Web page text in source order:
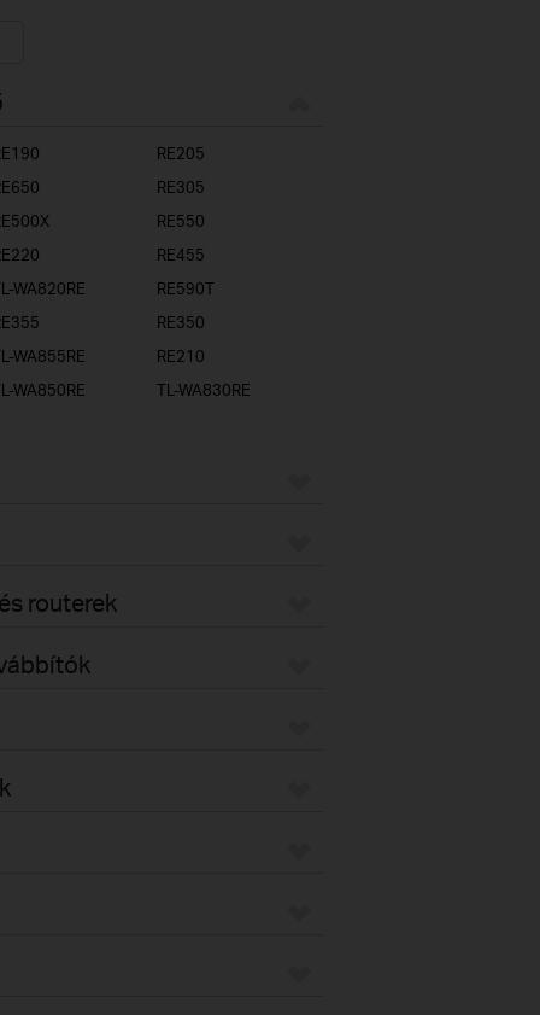
RE205
RE305
RE550
RE455
WA820RE
RE590T
RE350
WA855RE
RE210
WA850RE
TL-WA830RE
routerek